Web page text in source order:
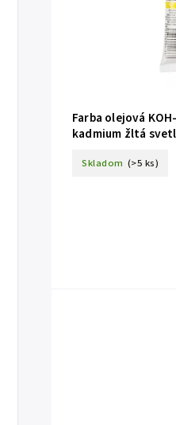
Farba olejová
kadmium žltá
Skladom (>5 ks)